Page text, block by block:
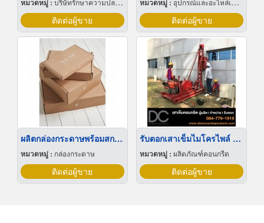
หมวดหมู่ : บริษัทรักษาความปลอดภัย
ติดต่อผู้ขาย
หมวดหมู่ : อุปกรณ์และอะไหล่เครื่องลำเลียงวัสดุ
ติดต่อผู้ขาย
ผลิตกล่องกระดาษพร้อมสกรีนลาย
หมวดหมู่ : กล่องกระดาษ
ติดต่อผู้ขาย
รับตอกเสาเข็มไมโครไพล์ ชลบุรี
หมวดหมู่ : ผลิตภัณฑ์คอนกรีต
ติดต่อผู้ขาย